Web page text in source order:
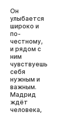
Он
улыбается
широко и
по-
честному,
и рядом с
ним
чувствуешь
себя
нужным и
важным.
Мадрид
ждёт
человека,